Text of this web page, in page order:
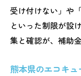
受け付けない」や
といった制限が設
集と確認が、補助
熊本県のエコキ